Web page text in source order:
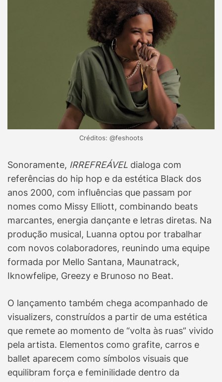
Créditos: @feshoots
Sonoramente, IRREFREÁVEL dialoga com
referências do hip hop e da estética Black dos
anos 2000, com influências que passam por
nomes como Missy Elliott, combinando beats
marcantes, energia dançante e letras diretas. Na
produção musical, Luanna optou por trabalhar
com novos colaboradores, reunindo uma equipe
formada por Mello Santana, Maunatrack,
Iknowfelipe, Greezy e Brunoso no Beat.
O lançamento também chega acompanhado de
visualizers, construídos a partir de uma estética
que remete ao momento de “volta às ruas” vivido
pela artista. Elementos como grafite, carros e
ballet aparecem como símbolos visuais que
equilibram força e feminilidade dentro da